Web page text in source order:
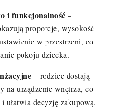
i funkcjonalność –
proporcje, wysokość
w przestrzeni, co
pokoju dziecka.
– rodzice dostają
na urządzenie wnętrza, co
i ułatwia decyzję zakupową.